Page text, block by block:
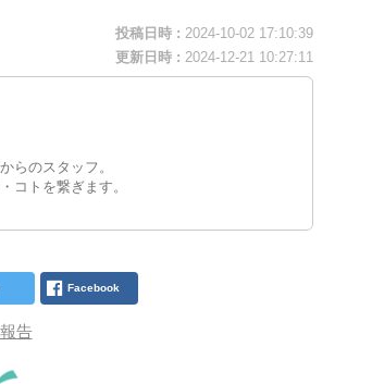
投稿日時 : 2024-10-02 17:10:39
更新日時 : 2024-12-21 10:27:11
らのスタッフ。
コトを繋ぎます。
Facebook
告